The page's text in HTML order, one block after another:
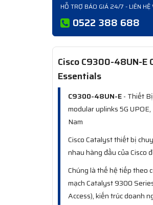
HỖ TRỢ BÁO GIÁ 24/7 - LIÊN
0522 388 688
Cisco C9300-48UN-
Essentials
C9300-48UN-E- Thiết
modular uplinks 5G
Nam
Cisco Catalyst thiết bị
nhau hàng đầu của Cisco
Chúng là thế hệ tiếp theo
mạch Catalyst 9300
Access), kiến trúc doanh